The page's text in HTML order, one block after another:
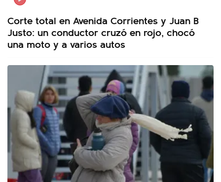
Corte total en Avenida Corrientes y Juan B
Justo: un conductor cruzó en rojo, chocó
una moto y a varios autos